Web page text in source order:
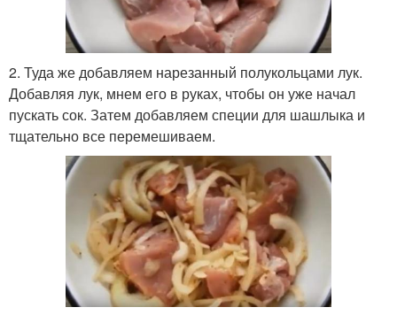
2. Туда же добавляем нарезанный полукольцами лук.
Добавляя лук, мнем его в руках, чтобы он уже начал
пускать сок. Затем добавляем специи для шашлыка и
тщательно все перемешиваем.